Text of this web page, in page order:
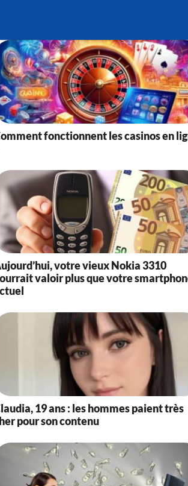
fonctionnent les casinos en
votre vieux Nokia 3310
valoir plus que votre
19 ans : les hommes paient très
pour son contenu